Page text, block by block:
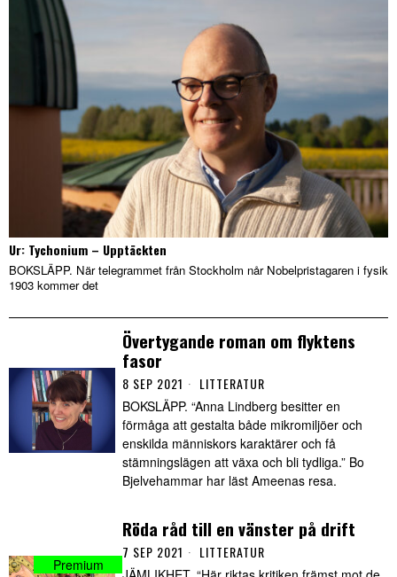
Ur: Tychonium – Upptäckten
BOKSLÄPP. När telegrammet från Stockholm når Nobelpristagaren i fysik
1903 kommer det
Övertygande roman om flyktens
fasor
8 SEP 2021 LITTERATUR
BOKSLÄPP. “Anna Lindberg besitter en
förmåga att gestalta både mikromiljöer och
enskilda människors karaktärer och få
stämningslägen att växa och bli tydliga.” Bo
Bjelvehammar har läst Ameenas resa.
Röda råd till en vänster på drift
7 SEP 2021 LITTERATUR